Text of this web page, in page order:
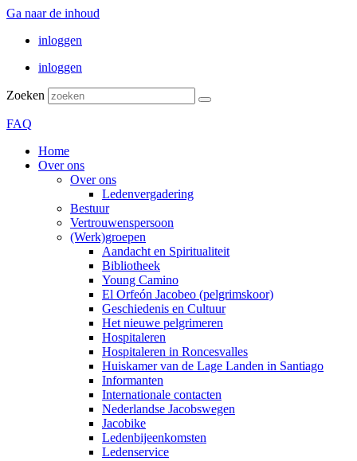
Ga naar de inhoud
inloggen
inloggen
Zoeken
FAQ
Home
Over ons
Over ons
Ledenvergadering
Bestuur
Vertrouwenspersoon
(Werk)groepen
Aandacht en Spiritualiteit
Bibliotheek
Young Camino
El Orfeón Jacobeo (pelgrimskoor)
Geschiedenis en Cultuur
Het nieuwe pelgrimeren
Hospitaleren
Hospitaleren in Roncesvalles
Huiskamer van de Lage Landen in Santiago
Informanten
Internationale contacten
Nederlandse Jacobswegen
Jacobike
Ledenbijeenkomsten
Ledenservice